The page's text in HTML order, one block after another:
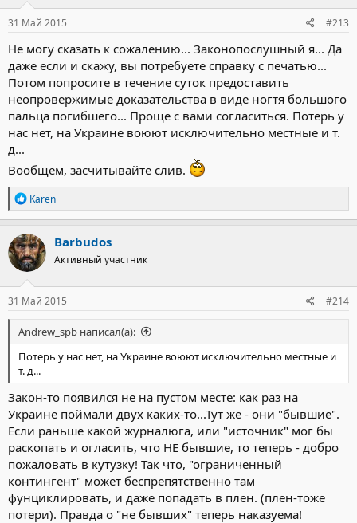
31 Май 2015 #213
Не могу сказать к сожалению... Законопослушный я... Да
даже если и скажу, вы потребуете справку с печатью...
Потом попросите в течение суток предоставить
неопровержимые доказательства в виде ногтя большого
пальца погибшего... Проще с вами согласиться. Потерь у
нас нет, на Украине воюют исключительно местные и т.
д...
Вообщем, засчитывайте слив.
Р
е
а
к
ц
и
и
:
Karen
Barbudos
Активный участник
31 Май 2015 #214
Andrew_spb написал(а):
Потерь у нас нет, на Украине воюют исключительно местные и
т. д...
Закон-то появился не на пустом месте: как раз на
Украине поймали двух каких-то...Тут же - они "бывшие".
Если раньше какой журналюга, или "источник" мог бы
раскопать и огласить, что НЕ бывшие, то теперь - добро
пожаловать в кутузку! Так что, "ограниченный
контингент" может беспрепятственно там
фунциклировать, и даже попадать в плен. (плен-тоже
потери). Правда о "не бывших" теперь наказуема!